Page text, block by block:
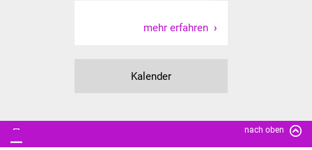
mehr erfahren
Kalender
nach oben